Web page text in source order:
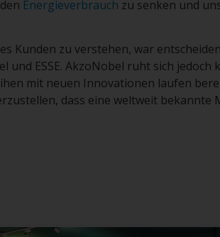
Energieverbrauch zu senken und
Kunden zu verstehen, war
und ESSE. AkzoNobel ruht sich jedoch
mit neuen Innovationen laufen
dass eine weltweit bekannte